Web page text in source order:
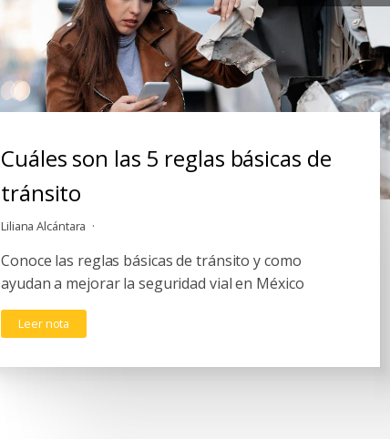
Cuáles son las 5 reglas básicas de
tránsito
Liliana Alcántara
Conoce las reglas básicas de tránsito y como
ayudan a mejorar la seguridad vial en México
Leer nota